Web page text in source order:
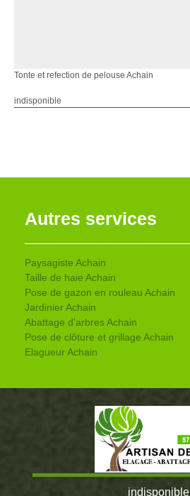
Tonte et refection de pelouse Achain
indisponible
Autres services
Paysagiste Achain
Taille de haie Achain
Pose de gazon en rouleau Achain
Jardinier Achain
Abattage d'arbres Achain
Pose de clôture et grillage Achain
Elagueur Achain
indisponible